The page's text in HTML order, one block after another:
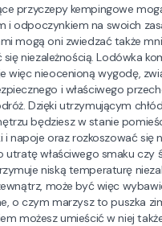
przyczepy kempingowe
i odpoczynkiem na swoich
mogą oni zwiedzać także
niezależnością. Lodówka
więc nieocenioną wygodę,
i właściwego
Dzięki utrzymującym
będziesz w stanie
i napoje oraz rozkoszować się
utratę właściwego smaku czy
niską temperaturę
może być więc
o czym marzysz to puszka
możesz umieścić w niej